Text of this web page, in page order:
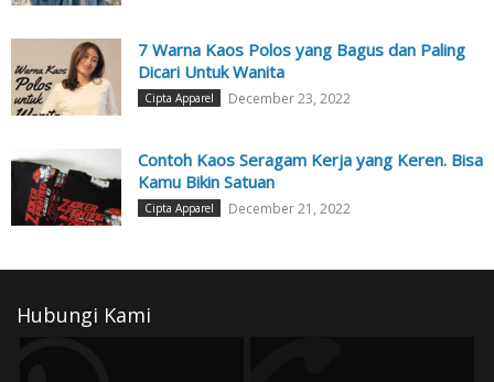
7 Warna Kaos Polos yang Bagus dan Paling
Dicari Untuk Wanita
Cipta Apparel December 23, 2022
Contoh Kaos Seragam Kerja yang Keren. Bisa
Kamu Bikin Satuan
Cipta Apparel December 21, 2022
Hubungi Kami